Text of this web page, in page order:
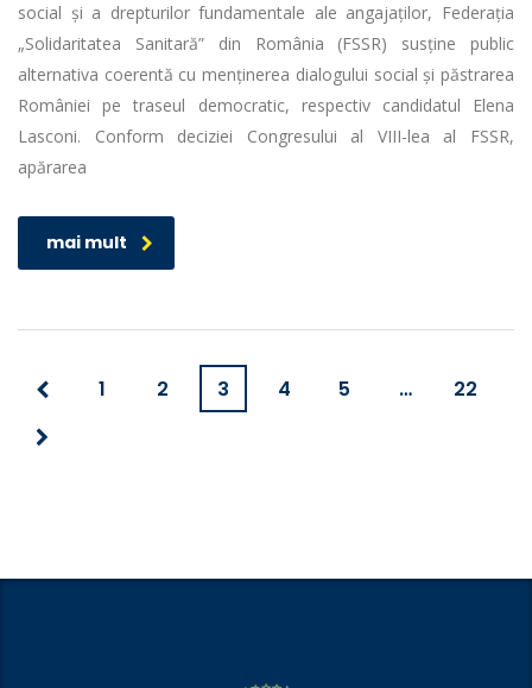
social și a drepturilor fundamentale ale angajaților, Federația
„Solidaritatea Sanitară” din România (FSSR) susține public
alternativa coerentă cu menținerea dialogului social și păstrarea
României pe traseul democratic, respectiv candidatul Elena
Lasconi. Conform deciziei Congresului al VIII-lea al FSSR,
apărarea
mai mult
1 2 3 4 5 … 22